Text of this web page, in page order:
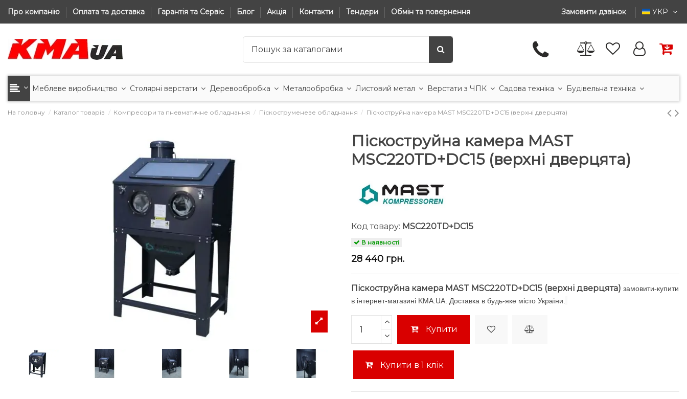
Про компанію Оплата та доставка Гарантія та Сервіс Блог Акція Контакти Тендери Обмін та повернення Замовити дзвінок УКР
Меблеве виробництво Столярні верстати Деревообробка Металообробка Листовий метал Верстати з ЧПК Садова техніка Будівельна техніка
На головну Каталог товарів Компресори та пневматичне обладнання Піскоструменеве обладнання Піскоструйна камера MAST MSC220TD+DC15 (верхні дверцята)
Піскоструйна камера MAST
MSC220TD+DC15 (верхні дверцята)
Код товару: MSC220TD+DC15
В наявності
28 440 грн.
Піскоструйна камера MAST MSC220TD+DC15 (верхні дверцята) замовити-купити
в інтернет-магазині KMA.UA. Доставка в будь-яке місто України.
Купити
Купити в 1 клік